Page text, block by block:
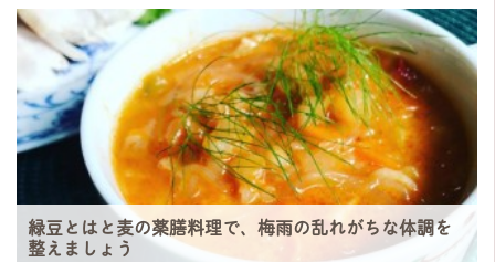
緑豆とはと麦の薬膳料理で、梅雨の乱れがちな体調を
整えましょう